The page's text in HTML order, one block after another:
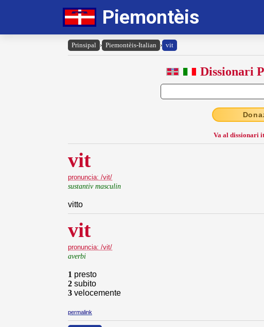
Piemontèis
Prinsipal › Piemontèis-Italian › vit
Dissionari
Va al dissionari
vit
pronuncia: /vit/
sustantiv masculin
vitto
vit
pronuncia: /vit/
averbi
1 presto
2 subito
3 velocemente
permalink